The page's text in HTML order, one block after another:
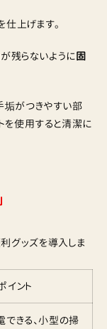
仕上げます。
残らないように固
垢がつきやすい部
を使用すると清潔に
グッズを導入しま
イント
できる、小型の掃